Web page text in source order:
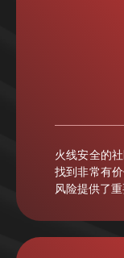
火线安全的
找到非常有
风险提供了重